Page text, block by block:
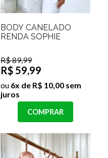
BODY CANELADO
RENDA SOPHIE
R$ 89,99
R$ 59,99
ou 6x de R$ 10,00 sem
juros
COMPRAR